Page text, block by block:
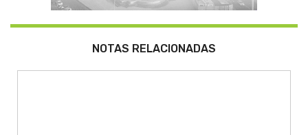
NOTAS RELACIONADAS